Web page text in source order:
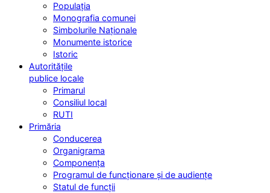
Populația
Monografia comunei
Simbolurile Naționale
Monumente istorice
Istoric
Autoritățile
publice locale
Primarul
Consiliul local
RUTI
Primăria
Conducerea
Organigrama
Componența
Programul de funcționare și de audiențe
Statul de funcții